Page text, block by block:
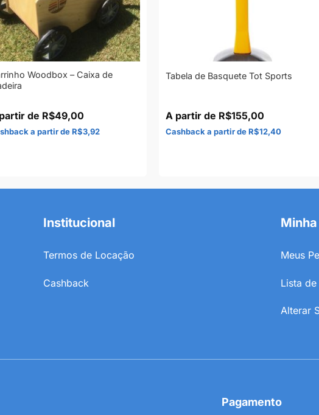
Woodbox – Caixa de
R$49,00
R$3,92
Tabela de Basquete Tot Sports
R$155,00
R$12,40
Institucional
Termos de Locação
Cashback
Meus
Lista de
Alterar
Pagamento